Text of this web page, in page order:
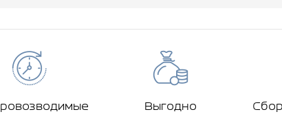
Выгодно